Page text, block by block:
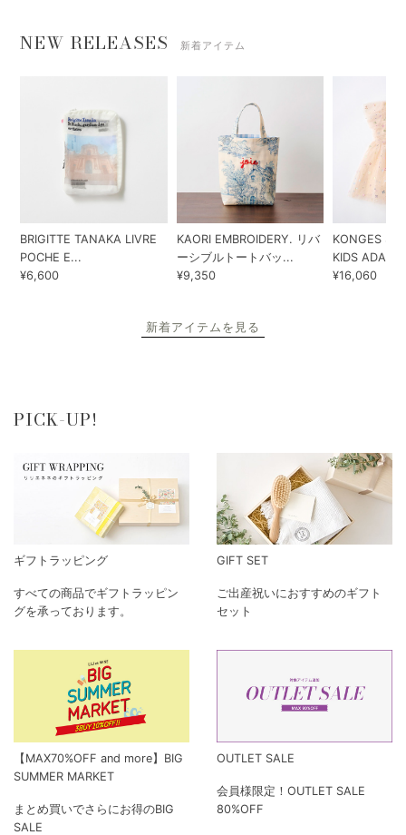
NEW RELEASES 新着アイテム
BRIGITTE TANAKA LIVRE
POCHE E...
¥6,600
KAORI EMBROIDERY. リバ
ーシブルトートバッ...
¥9,350
KONGES
KIDS ADA...
¥16,060
新着アイテムを見る
PICK-UP!
ギフトラッピング
すべての商品でギフトラッピン
グを承っております。
GIFT SET
ご出産祝いにおすすめのギフト
セット
【MAX70%OFF and more】BIG
SUMMER MARKET
まとめ買いでさらにお得のBIG
SALE
OUTLET SALE
会員様限定！OUTLET SALE
80%OFF